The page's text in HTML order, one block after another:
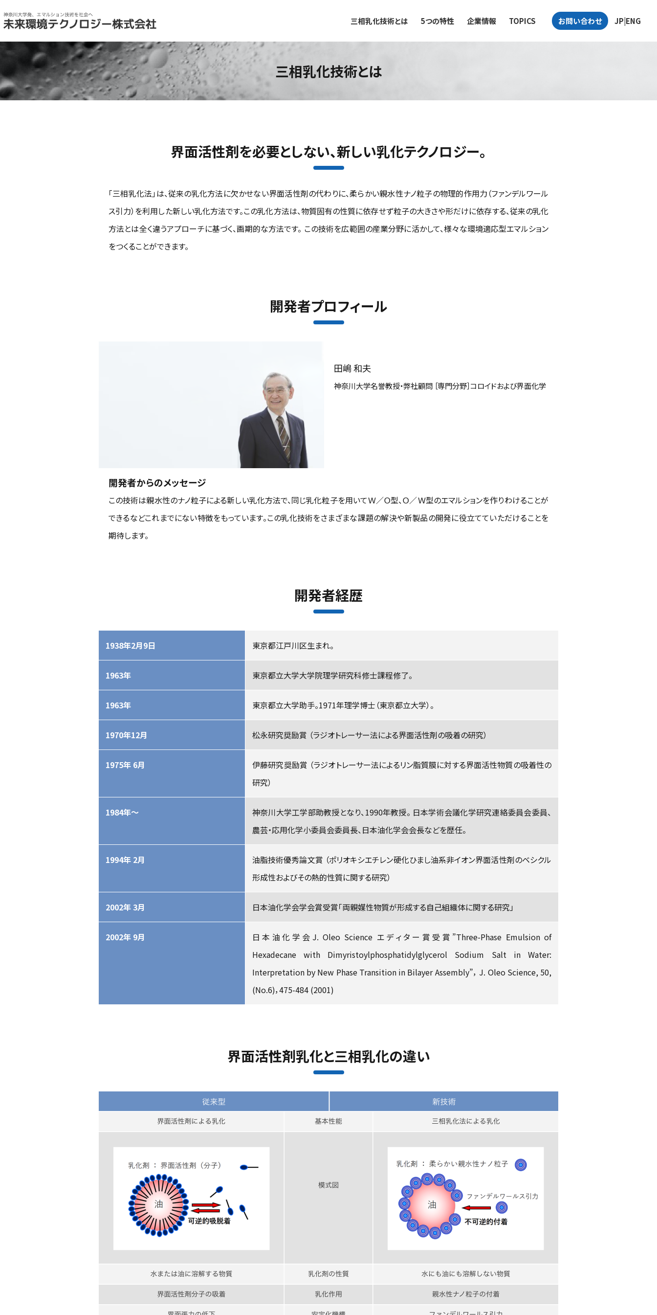
三相乳化技術とは 5つの特性 企業情報 TOPICS お問い合わせ JP|ENG
三相乳化技術とは
界面活性剤を必要としない、新しい乳化テクノロジー。
「三相乳化法」は、従来の乳化方法に欠かせない界面活性剤の代わりに、柔らかい親水性ナノ粒子の物理的作用力（ファンデルワール
ス引力）を利用した新しい乳化方法です。この乳化方法は、物質固有の性質に依存せず粒子の大きさや形だけに依存する、従来の乳化
方法とは全く違うアプローチに基づく、画期的な方法です。 この技術を広範囲の産業分野に活かして、様々な環境適応型エマルション
をつくることができます。
開発者プロフィール
田嶋 和夫
神奈川大学名誉教授・弊社顧問 ［専門分野］コロイドおよび界面化学
開発者からのメッセージ
この技術は親水性のナノ粒子による新しい乳化方法で、同じ乳化粒子を用いてＷ／Ｏ型、Ｏ／Ｗ型のエマルションを作りわけることが
できるなどこれまでにない特徴をもっています。この乳化技術をさまざまな課題の解決や新製品の開発に役立てていただけることを
期待します。
開発者経歴
1938年2月9日 東京都江戸川区生まれ。
1963年 東京都立大学大学院理学研究科修士課程修了。
1963年 東京都立大学助手。1971年理学博士（東京都立大学）。
1970年12月 松永研究奨励賞 （ラジオトレーサー法による界面活性剤の吸着の研究）
1975年 6月
伊藤研究奨励賞 （ラジオトレーサー法によるリン脂質膜に対する界面活性物質の吸着性の
研究）
1984年〜
神奈川大学工学部助教授となり、1990年教授。 日本学術会議化学研究連絡委員会委員、
農芸・応用化学小委員会委員長、日本油化学会会長などを歴任。
1994年 2月
油脂技術優秀論文賞 （ポリオキシエチレン硬化ひまし油系非イオン界面活性剤のベシクル
形成性およびその熱的性質に関する研究）
2002年 3月 日本油化学会学会賞受賞「両親媒性物質が形成する自己組織体に関する研究」
2002年 9月
日本油化学会J. Oleo Science エディター賞受賞”Three-Phase Emulsion of
Hexadecane with Dimyristoylphosphatidylglycerol Sodium Salt in Water:
Interpretation by New Phase Transition in Bilayer Assembly”， J. Oleo Science, 50,
(No.6)，475-484 (2001)
界面活性剤乳化と三相乳化の違い